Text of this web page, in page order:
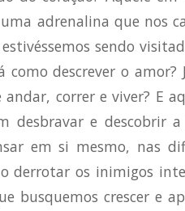
adrenalina que nos
sendo
como descrever o amor?
correr e viver? E
desbravar e descobrir
em si mesmo, nas
derrotar os inimigos
busquemos crescer e